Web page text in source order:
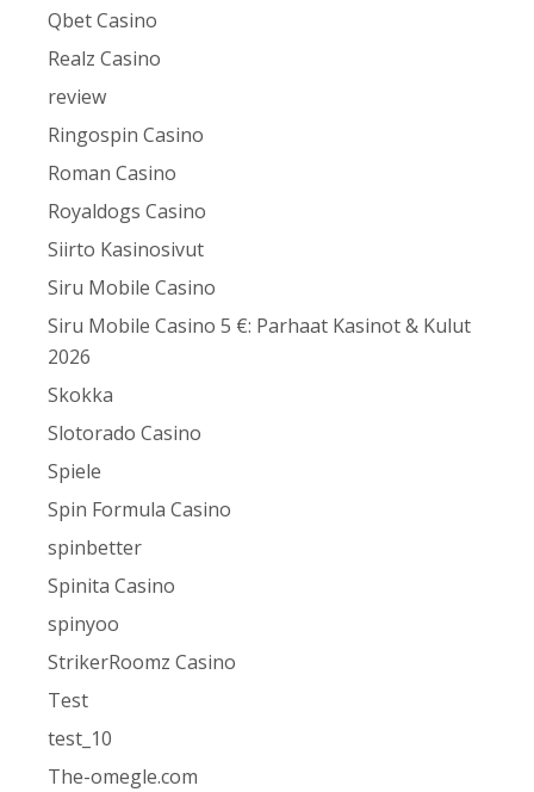
Qbet Casino
Realz Casino
review
Ringospin Casino
Roman Casino
Royaldogs Casino
Siirto Kasinosivut
Siru Mobile Casino
Siru Mobile Casino 5 €: Parhaat Kasinot & Kulut
2026
Skokka
Slotorado Casino
Spiele
Spin Formula Casino
spinbetter
Spinita Casino
spinyoo
StrikerRoomz Casino
Test
test_10
The-omegle.com